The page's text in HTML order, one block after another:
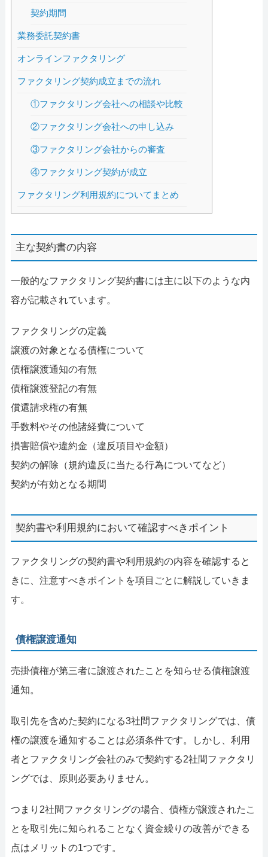
契約期間
業務委託契約書
オンラインファクタリング
ファクタリング契約成立までの流れ
①ファクタリング会社への相談や比較
②ファクタリング会社への申し込み
③ファクタリング会社からの審査
④ファクタリング契約が成立
ファクタリング利用規約についてまとめ
主な契約書の内容
一般的なファクタリング契約書には主に以下のような内
容が記載されています。
ファクタリングの定義
譲渡の対象となる債権について
債権譲渡通知の有無
債権譲渡登記の有無
償還請求権の有無
手数料やその他諸経費について
損害賠償や違約金（違反項目や金額）
契約の解除（規約違反に当たる行為についてなど）
契約が有効となる期間
契約書や利用規約において確認すべきポイント
ファクタリングの契約書や利用規約の内容を確認すると
きに、注意すべきポイントを項目ごとに解説していきま
す。
債権譲渡通知
売掛債権が第三者に譲渡されたことを知らせる債権譲渡
通知。
取引先を含めた契約になる3社間ファクタリングでは、債
権の譲渡を通知することは必須条件です。しかし、利用
者とファクタリング会社のみで契約する2社間ファクタリ
ングでは、原則必要ありません。
つまり2社間ファクタリングの場合、債権が譲渡されたこ
とを取引先に知られることなく資金繰りの改善ができる
点はメリットの1つです。